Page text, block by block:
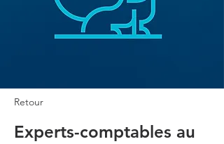
Retour
Experts-comptables au